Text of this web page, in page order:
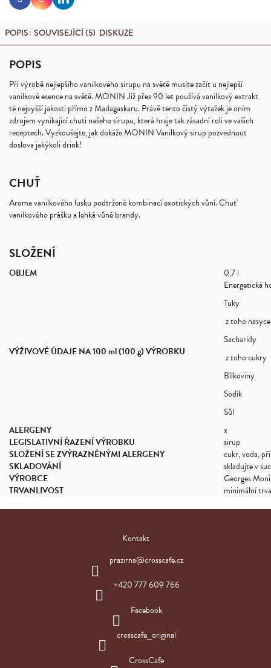
POPIS SOUVISEJÍCÍ (5) DISKUZE
POPIS
Při výrobě nejlepšího vanilkového sirupu na světě musíte začít u nejlepší
vanilkové esence na světě. MONIN Již přes 90 let používá vanilkový extrakt
té nejvyšší jakosti přímo z Madagaskaru. Právě tento čistý výtažek je oním
zdrojem vynikající chuti našeho sirupu, která hraje tak zásadní roli ve vašich
receptech. Vyzkoušejte, jak dokáže MONIN Vanilkový sirup pozvednout
doslova jakýkoli drink!
CHUŤ
Aroma vanilkového lusku podtržené kombinací exotických vůní. Chuť
vanilkového prášku a lehká vůně brandy.
SLOŽENÍ
OBJEM 0,7 l
VÝŽIVOVÉ ÚDAJE NA 100 ml (100 g) VÝROBKU
Energetická
Tuky
z toho
Sacharidy
z toho cukry
Bílkoviny
Sodík
Sůl
ALERGENY
x
LEGISLATIVNÍ ŘAZENÍ VÝROBKU
sirup
SLOŽENÍ SE ZVÝRAZNĚNÝMI ALERGENY
cukr, voda,
SKLADOVÁNÍ
skladujte v
VÝROBCE
Georges
TRVANLIVOST
minimální
Z
Kontakt
prazirna@crosscafe.cz
+420 777 609 766
Facebook
crosscafe_original
CrossCafe